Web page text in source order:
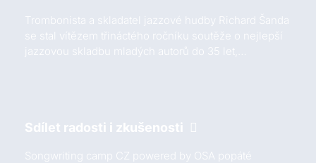
Trombonista a skladatel jazzové hudby Richard Šanda
se stal vítězem třináctého ročníku soutěže o nejlepší
jazzovou skladbu mladých autorů do 35 let,…
Sdílet radosti i zkušenosti
Songwriting camp CZ powered by OSA popáté